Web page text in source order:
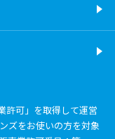
許可」を取得して運営
ズをお使いの方を対象